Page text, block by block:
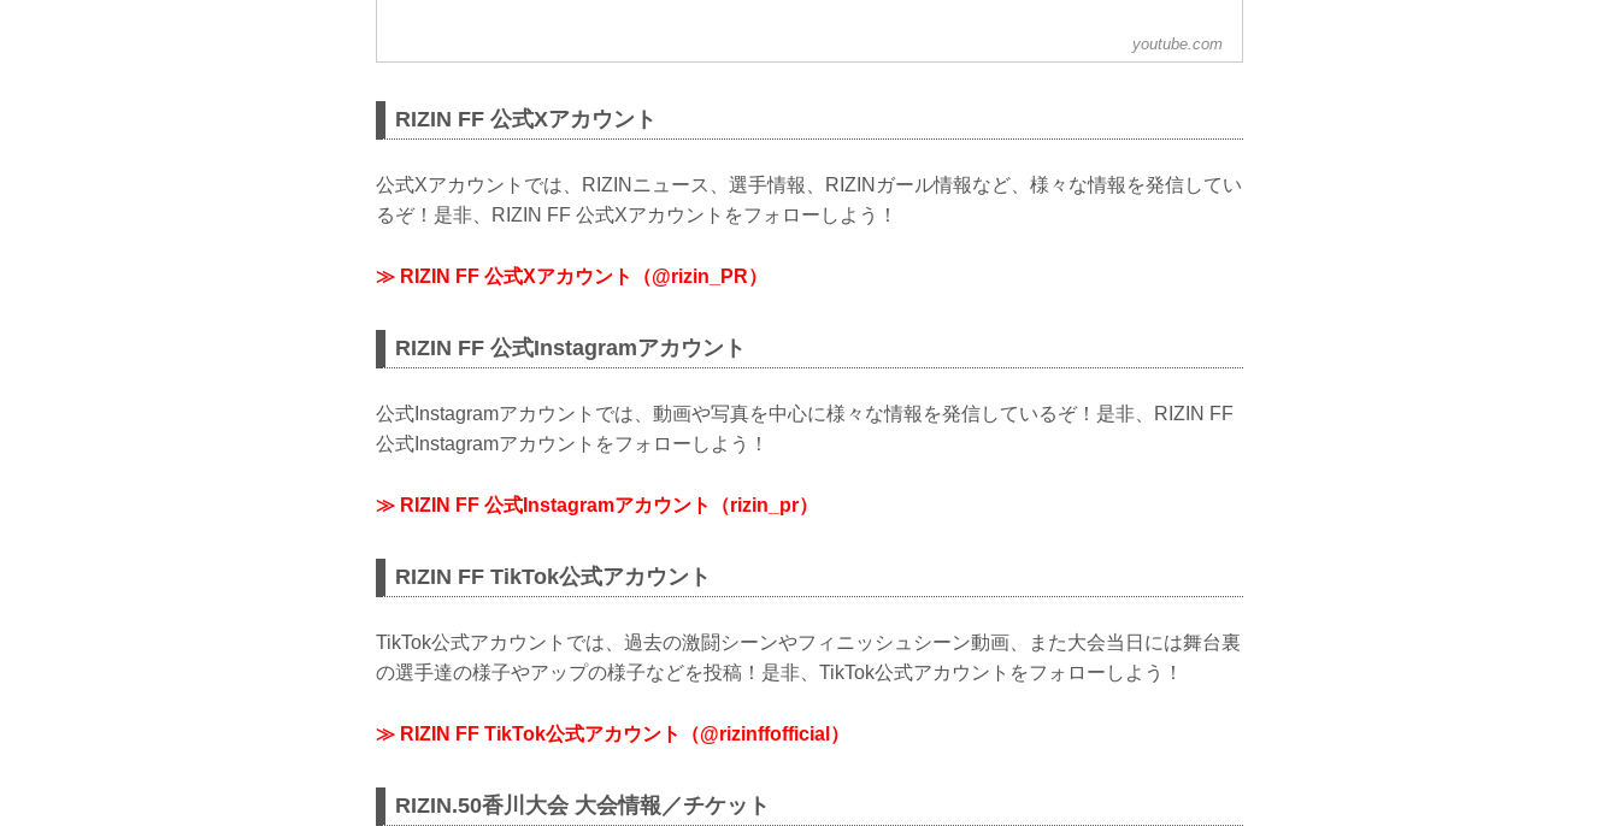
youtube.com
RIZIN FF 公式Xアカウント
公式Xアカウントでは、RIZINニュース、選手情報、RIZINガール情報など、様々な情報を発信してい
るぞ！是非、RIZIN FF 公式Xアカウントをフォローしよう！
≫ RIZIN FF 公式Xアカウント（@rizin_PR）
RIZIN FF 公式Instagramアカウント
公式Instagramアカウントでは、動画や写真を中心に様々な情報を発信しているぞ！是非、RIZIN FF
公式Instagramアカウントをフォローしよう！
≫ RIZIN FF 公式Instagramアカウント（rizin_pr）
RIZIN FF TikTok公式アカウント
TikTok公式アカウントでは、過去の激闘シーンやフィニッシュシーン動画、また大会当日には舞台裏
の選手達の様子やアップの様子などを投稿！是非、TikTok公式アカウントをフォローしよう！
≫ RIZIN FF TikTok公式アカウント（@rizinffofficial）
RIZIN.50香川大会 大会情報／チケット